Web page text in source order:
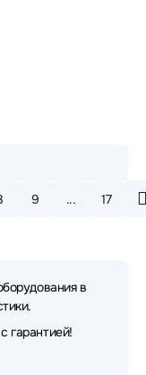
9 ... 17
в
гарантией!